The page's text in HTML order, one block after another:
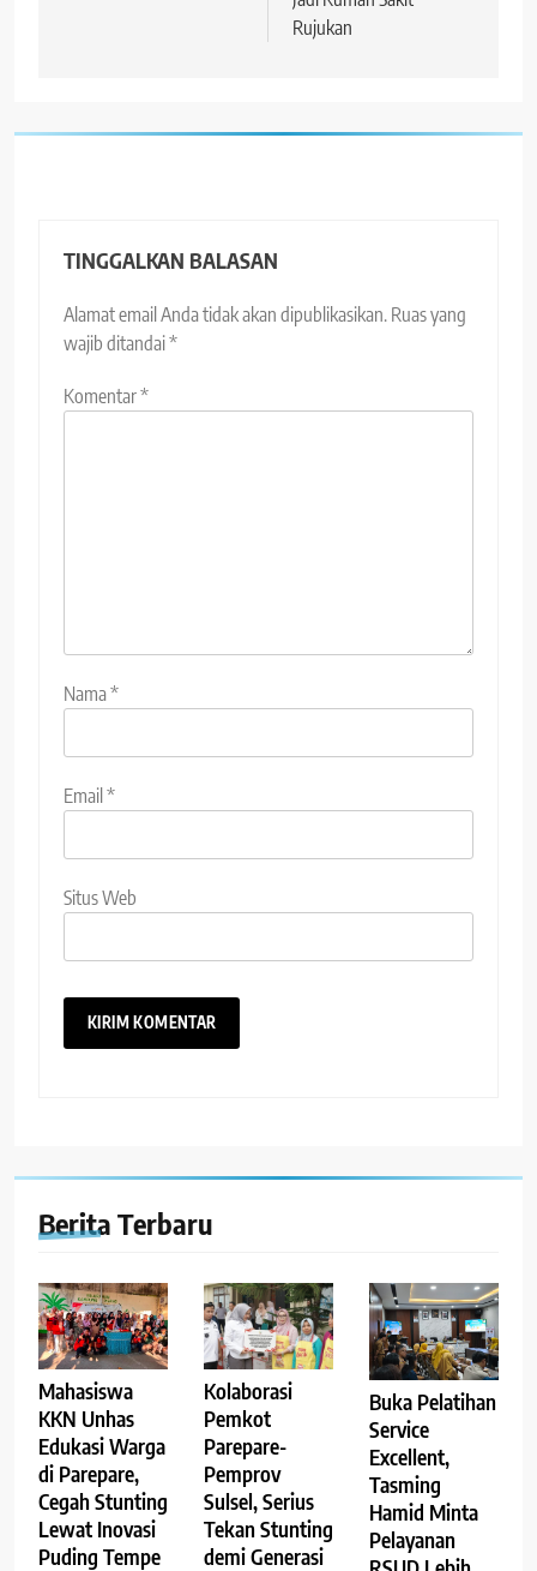
Rujukan
TINGGALKAN BALASAN
Alamat email Anda tidak akan dipublikasikan. Ruas yang
wajib ditandai*
Komentar*
Nama*
Email*
Situs Web
Berita Terbaru
Mahasiswa
KKN Unhas
Edukasi Warga
di Parepare,
Cegah Stunting
Lewat Inovasi
Puding Tempe
Kolaborasi
Pemkot
Parepare-
Pemprov
Sulsel, Serius
Tekan Stunting
demi Generasi
Buka Pelatihan
Service
Excellent,
Tasming
Hamid Minta
Pelayanan